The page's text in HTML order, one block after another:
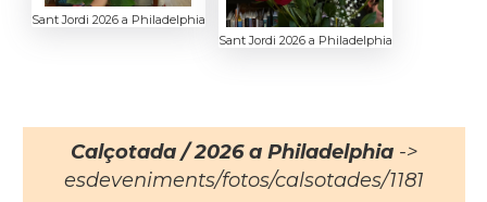
Sant Jordi 2026 a Philadelphia
Sant Jordi 2026 a Philadelphia
Calçotada / 2026 a Philadelphia->
esdeveniments/fotos/calsotades/1181